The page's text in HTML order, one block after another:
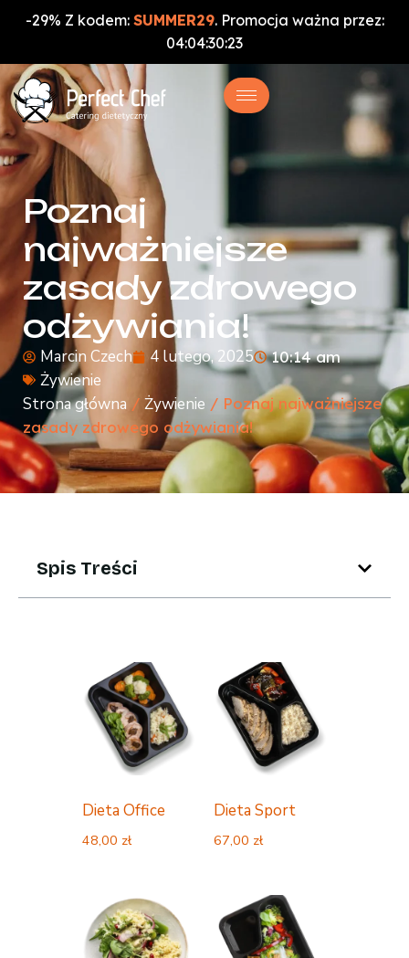
-29% Z kodem: SUMMER29. Promocja ważna przez:
04:04:30:21
Poznaj
najważniejsze
zasady zdrowego
odżywiania!
Marcin Czech 4 lutego, 2025 10:14 am
Żywienie
Strona główna / Żywienie / Poznaj najważniejsze
zasady zdrowego odżywiania!
Spis Treści
Dieta Office
48,00 zł
Dieta Sport
67,00 zł